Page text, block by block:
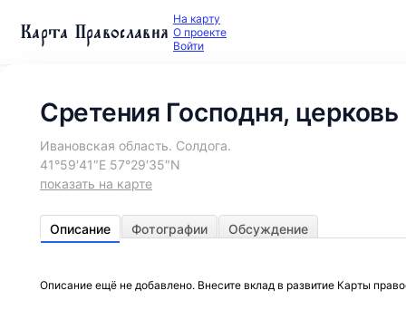
Карта Православия На карту
О проекте
Войти
Сретения Господня, церковь
Ивановская область. Солдога.
41°59′41″E 57°29′35″N
показать на карте
Описание Фотографии Обсуждение
Описание ещё не добавлено. Внесите вклад в развитие Карты